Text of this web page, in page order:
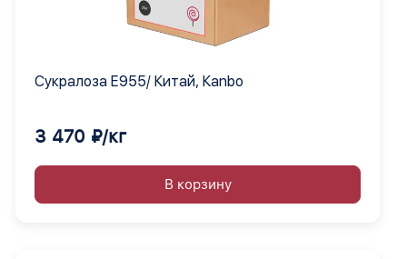
Сукралоза Е955/ Китай, Кanbo
3 470 ₽/кг
В корзину